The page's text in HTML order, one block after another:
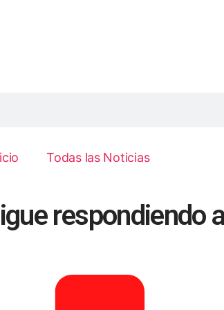
Todas las Noticias
respondiendo